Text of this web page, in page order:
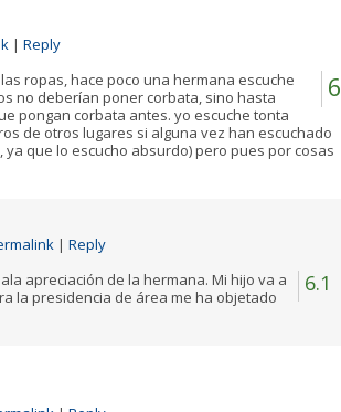
| Reply
6
ropas, hace poco una hermana escuche
no deberían poner corbata, sino hasta
pongan corbata antes. yo escuche tonta
de otros lugares si alguna vez han escuchado
que lo escucho absurdo) pero pues por cosas
| Reply
6.1
apreciación de la hermana. Mi hijo va a
la presidencia de área me ha objetado